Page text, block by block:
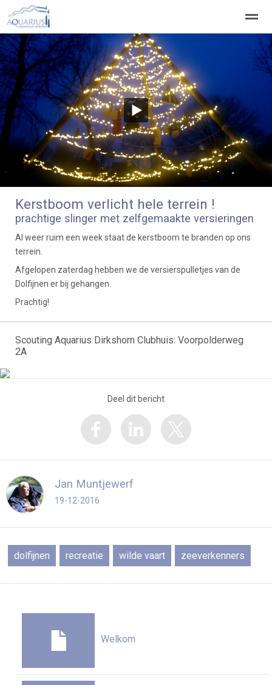
Welkom Welpen Zeeverkenners
Home Zoeken Vacatures
Kerstboom verlicht hele terrein !
prachtige slinger met zelfgemaakte versieringen
Al weer ruim een week staat de kerstboom te branden op ons
terrein.
Afgelopen zaterdag hebben we de versierspulletjes van de
Dolfijnen er bij gehangen.
Prachtig!
Scouting Aquarius Dirkshorn Clubhuis: Voorpolderweg
2A
Deel dit bericht
Jan Muntjewerf
19-12-2016
dolfijnen recreatie wilde vaart zeeverkenners
Welkom